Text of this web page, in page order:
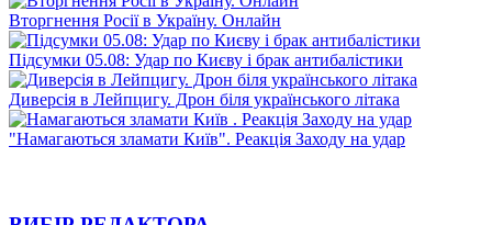
Вторгнення Росії в Україну. Онлайн
Підсумки 05.08: Удар по Києву і брак антибалістики
Диверсія в Лейпцигу. Дрон біля українського літака
"Намагаються зламати Київ". Реакція Заходу на удар